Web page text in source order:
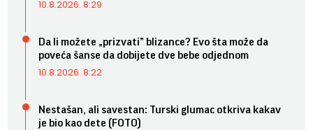
10.8.2026. 8:29
Da li možete „prizvati” blizance? Evo šta može da
poveća šanse da dobijete dve bebe odjednom
10.8.2026. 8:22
Nestašan, ali savestan: Turski glumac otkriva kakav
je bio kao dete (FOTO)